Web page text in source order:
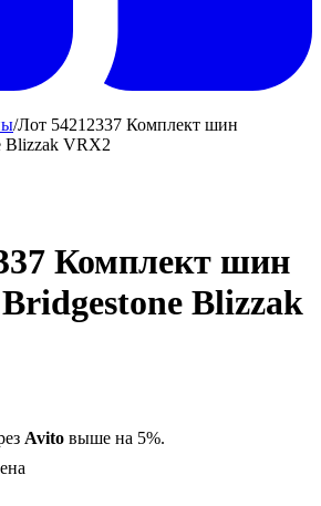
/Лот 54212337 Комплект шин
Blizzak VRX2
Комплект шин
Blizzak
Avito выше на 5%.